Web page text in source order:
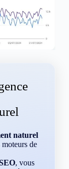
naturel
moteurs de
, vous